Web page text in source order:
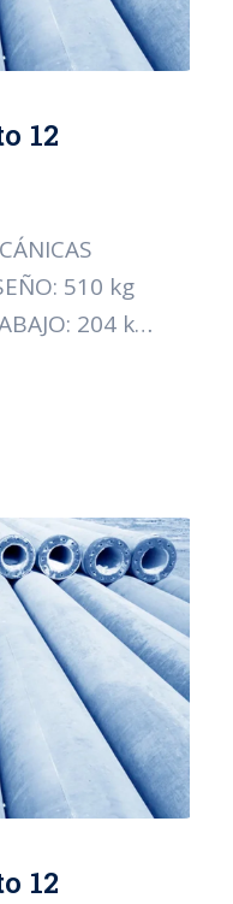
12
510 kg
204 kg
12 MTS
ESPIRAL:
873 Kg
12